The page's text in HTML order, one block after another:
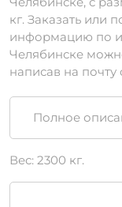
кг. Заказать или
информацию по
Челябинске
написав на
Полное
Вес: 2300 кг.